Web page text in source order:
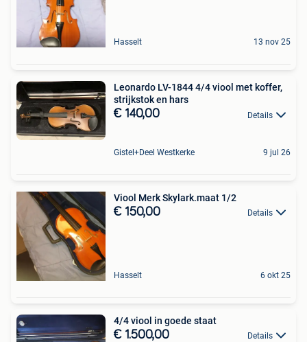
Hasselt 13 nov 25
Leonardo LV-1844 4/4 viool met koffer,
strijkstok en hars
€ 140,00 Details
Gistel+Deel Westkerke 9 jul 26
Viool Merk Skylark.maat 1/2
€ 150,00 Details
Hasselt 6 okt 25
4/4 viool in goede staat
€ 1.500,00 Details